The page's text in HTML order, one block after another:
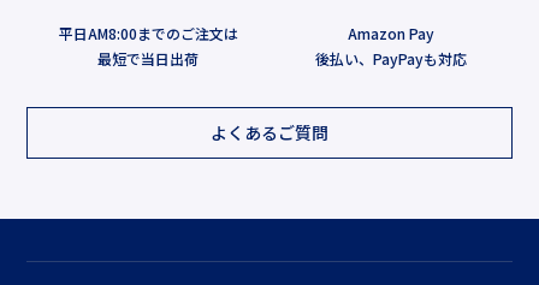
平日AM8:00までのご注文は
最短で当日出荷
Amazon Pay
後払い、PayPayも対応
よくあるご質問